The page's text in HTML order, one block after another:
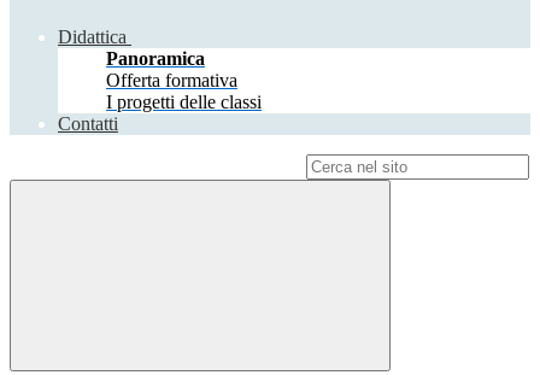
Didattica
Panoramica
Offerta formativa
I progetti delle classi
Contatti